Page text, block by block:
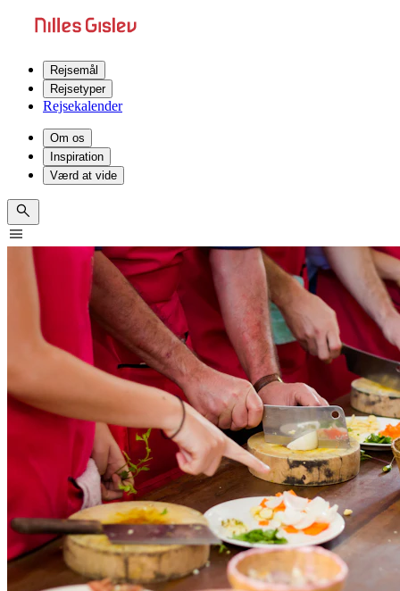
Rejsemål
Rejsetyper
Rejsekalender
Om os
Inspiration
Værd at vide